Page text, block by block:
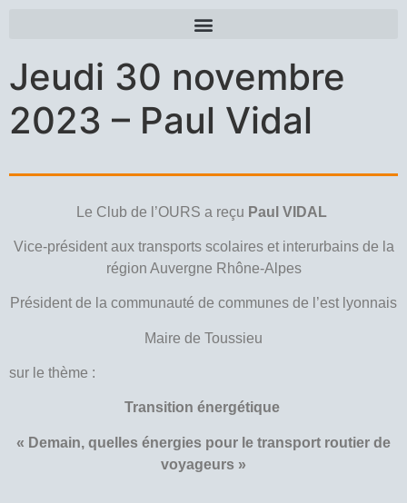
Jeudi 30 novembre
2023 – Paul Vidal
Le Club de l’OURS a reçu Paul VIDAL
Vice-président aux transports scolaires et interurbains de la
région Auvergne Rhône-Alpes
Président de la communauté de communes de l’est lyonnais
Maire de Toussieu
sur le thème :
Transition énergétique
« Demain, quelles énergies pour le transport routier de
voyageurs »